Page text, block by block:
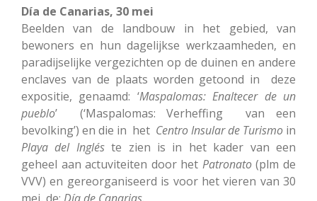
Día de Canarias, 30 mei
Beelden van de landbouw in het gebied, van
bewoners en hun dagelijkse werkzaamheden, en
paradijselijke vergezichten op de duinen en andere
enclaves van de plaats worden getoond in deze
expositie, genaamd: ‘Maspalomas: Enaltecer de un
pueblo’ (‘Maspalomas: Verheffing van een
bevolking’) en die in het Centro Insular de Turismo in
Playa del Ingléste zien is in het kader van een
geheel aan actuviteiten door het Patronato(plm de
VVV) en gereorganiseerd is voor het vieren van 30